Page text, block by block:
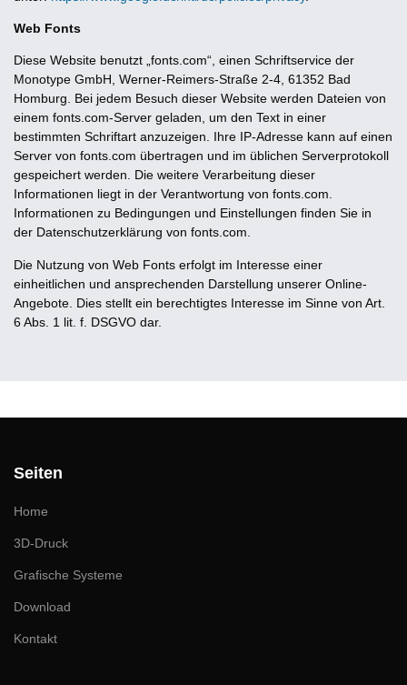
Web Fonts
Diese Website benutzt „fonts.com“, einen Schriftservice der
Monotype GmbH, Werner-Reimers-Straße 2-4, 61352 Bad
Homburg. Bei jedem Besuch dieser Website werden Dateien von
einem fonts.com-Server geladen, um den Text in einer
bestimmten Schriftart anzuzeigen. Ihre IP-Adresse kann auf einen
Server von fonts.com übertragen und im üblichen Serverprotokoll
gespeichert werden. Die weitere Verarbeitung dieser
Informationen liegt in der Verantwortung von fonts.com.
Informationen zu Bedingungen und Einstellungen finden Sie in
der Datenschutzerklärung von fonts.com.
Die Nutzung von Web Fonts erfolgt im Interesse einer
einheitlichen und ansprechenden Darstellung unserer Online-
Angebote. Dies stellt ein berechtigtes Interesse im Sinne von Art.
6 Abs. 1 lit. f. DSGVO dar.
Seiten
Home
3D-Druck
Grafische Systeme
Download
Kontakt